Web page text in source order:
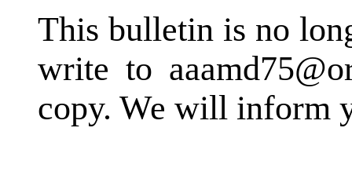
This bulletin is no
write to
copy. We will inform